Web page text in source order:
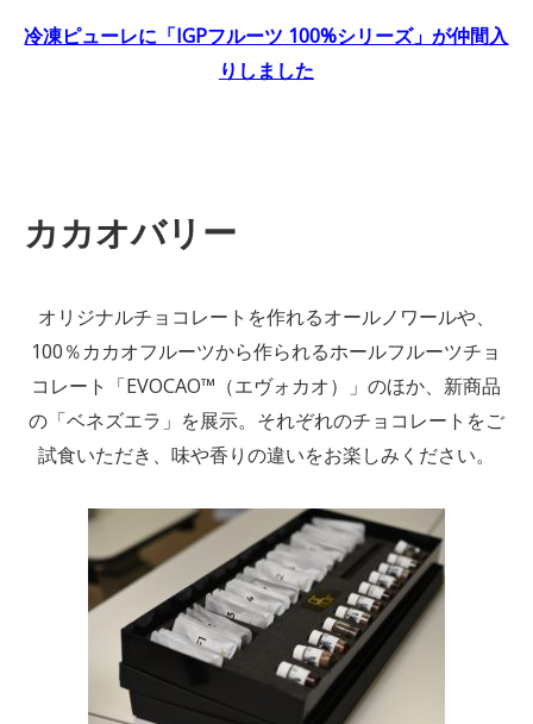
冷凍ピューレに「IGPフルーツ 100%シリーズ」が仲間入
りしました
カカオバリー
オリジナルチョコレートを作れるオールノワールや、
100％カカオフルーツから作られるホールフルーツチョ
コレート「EVOCAO™（エヴォカオ）」のほか、新商品
の「ベネズエラ」を展示。それぞれのチョコレートをご
試食いただき、味や香りの違いをお楽しみください。